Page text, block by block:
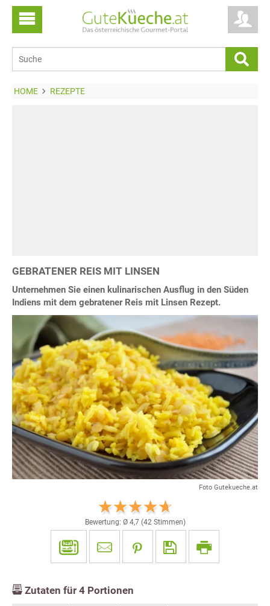
HOME REZEPTE
GEBRATENER REIS MIT LINSEN
Unternehmen Sie einen kulinarischen Ausflug in den Süden
Indiens mit dem gebratener Reis mit Linsen Rezept.
Foto Gutekueche.at
Bewertung: Ø 4,7(42Stimmen)
Zutaten für 4 Portionen